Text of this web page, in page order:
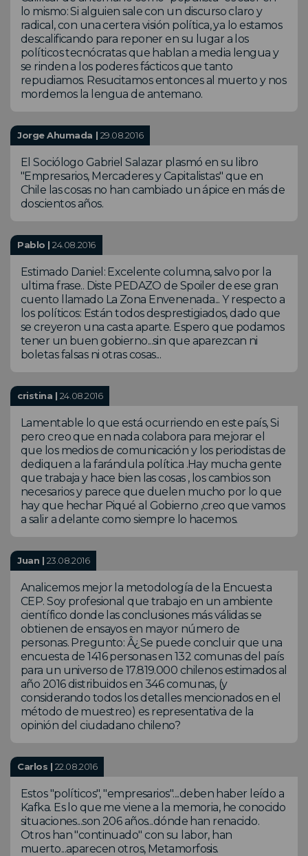
lo mismo: Si alguien sale con un discurso claro y
radical, con una certera visión política, ya lo estamos
descalificando para reponer en su lugar a los
políticos tecnócratas que hablan a media lengua y
se rinden a los poderes fácticos que tanto
repudiamos. Resucitamos entonces al muerto y nos
mordemos la lengua de antemano.
Jorge Ahumada | 29.08.2016
El Sociólogo Gabriel Salazar plasmó en su libro
"Empresarios, Mercaderes y Capitalistas" que en
Chile las cosas no han cambiado un ápice en más de
doscientos años.
Pablo |24.08.2016
Estimado Daniel: Excelente columna, salvo por la
ultima frase.. Diste PEDAZO de Spoiler de ese gran
cuento llamado La Zona Envenenada... Y respecto a
los políticos: Están todos desprestigiados, dado que
se creyeron una casta aparte. Espero que podamos
tener un buen gobierno...sin que aparezcan ni
boletas falsas ni otras cosas...
cristina | 24.08.2016
Lamentable lo que está ocurriendo en este país, Si
pero creo que en nada colabora para mejorar el
que los medios de comunicación y los periodistas de
dediquen a la farándula política .Hay mucha gente
que trabaja y hace bien las cosas , los cambios son
necesarios y parece que duelen mucho por lo que
hay que hechar Piqué al Gobierno ,creo que vamos
a salir a delante como siempre lo hacemos.
Juan | 23.08.2016
Analicemos mejor la metodología de la Encuesta
CEP. Soy profesional que trabajo en un ambiente
científico donde las conclusiones más válidas se
obtienen de ensayos en mayor número de
personas. Pregunto: Â¿Se puede concluir que una
encuesta de 1416 personas en 132 comunas del país
para un universo de 17.819.000 chilenos estimados al
año 2016 distribuidos en 346 comunas, (y
considerando todos los detalles mencionados en el
método de muestreo) es representativa de la
opinión del ciudadano chileno?
Carlos | 22.08.2016
Estos "políticos", "empresarios"....deben haber leído a
Kafka. Es lo que me viene a la memoria, he conocido
situaciones...son 206 años...dónde han renacido.
Otros han "continuado" con su labor, han
muerto...aparecen otros, Metamorfosis.